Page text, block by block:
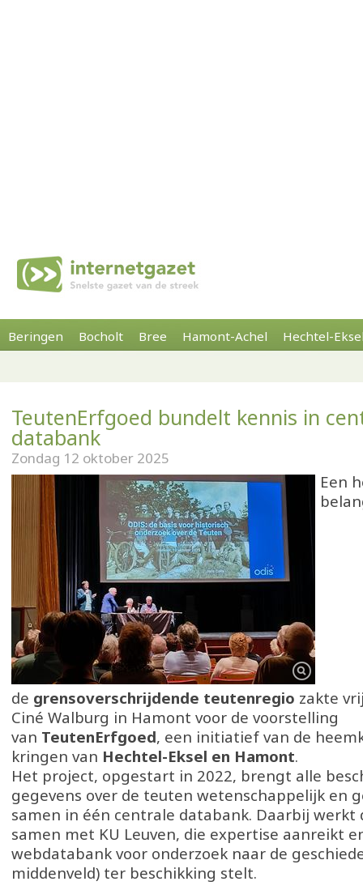
Beringen Bocholt Bree Hamont-Achel Hechtel-
TeutenErfgoed bundelt kennis in
databank
Zondag 12 oktober 2025
Een
de grensoverschrijdende teutenregio zakte
Ciné Walburg in Hamont voor de voorstelling
van TeutenErfgoed, een initiatief van de
kringen van Hechtel-Eksel en Hamont.
Het project, opgestart in 2022, brengt alle
gegevens over de teuten wetenschappelijk en
samen in één centrale databank. Daarbij werkt
samen met KU Leuven, die expertise aanreikt
webdatabank voor onderzoek naar de
middenveld) ter beschikking stelt.